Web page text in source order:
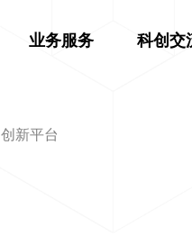
业务服务 科创交
创新平台